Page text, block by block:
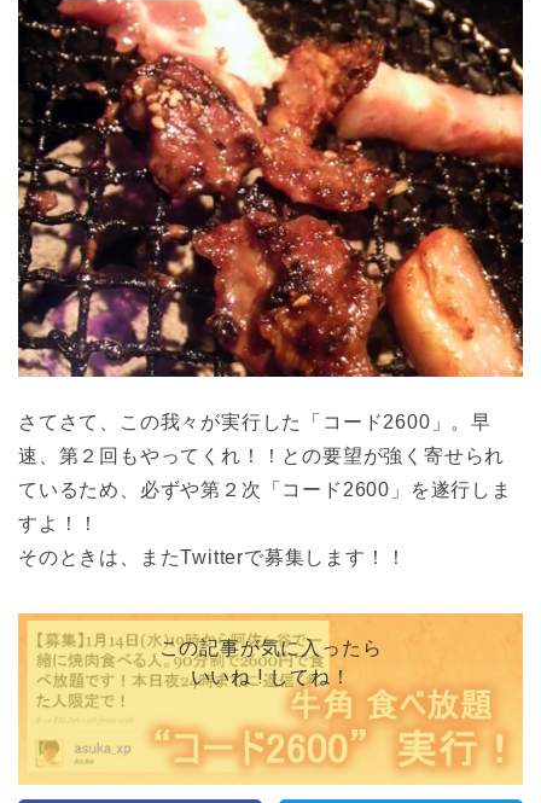
さてさて、この我々が実行した「コード2600」。早
速、第２回もやってくれ！！との要望が強く寄せられ
ているため、必ずや第２次「コード2600」を遂行しま
すよ！！
そのときは、またTwitterで募集します！！
この記事が気に入ったら
いいね ! してね！